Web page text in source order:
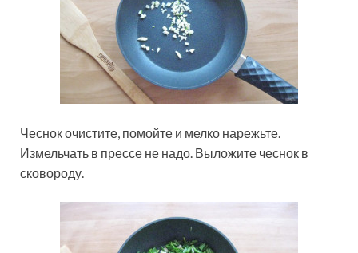
Чеснок очистите, помойте и мелко нарежьте.
Измельчать в прессе не надо. Выложите чеснок в
сковороду.